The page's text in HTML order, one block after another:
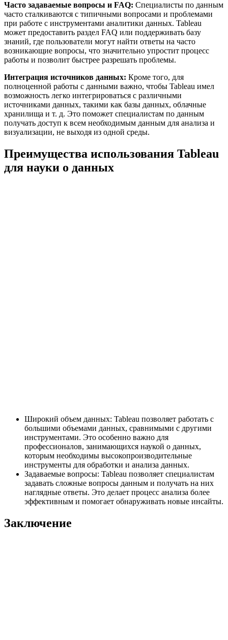
Часто задаваемые вопросы и FAQ: Специалисты по данным
часто сталкиваются с типичными вопросами и проблемами
при работе с инструментами аналитики данных. Tableau
может предоставить раздел FAQ или поддерживать базу
знаний, где пользователи могут найти ответы на часто
возникающие вопросы, что значительно упростит процесс
работы и позволит быстрее разрешать проблемы.
Интеграция источников данных: Кроме того, для
полноценной работы с данными важно, чтобы Tableau имел
возможность легко интегрироваться с различными
источниками данных, такими как базы данных, облачные
хранилища и т. д. Это поможет специалистам по данным
получать доступ к всем необходимым данным для анализа и
визуализации, не выходя из одной среды.
Преимущества использования Tableau
для науки о данных
Широкий объем данных: Tableau позволяет работать с
большими объемами данных, сравнимыми с другими
инструментами. Это особенно важно для
профессионалов, занимающихся наукой о данных,
которым необходимы высокопроизводительные
инструменты для обработки и анализа данных.
Задаваемые вопросы: Tableau позволяет специалистам
задавать сложные вопросы данным и получать на них
наглядные ответы. Это делает процесс анализа более
эффективным и помогает обнаруживать новые инсайты.
Заключение